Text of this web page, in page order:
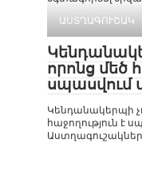
ԱՍՏՂԱԳՈՒՇԱԿ
որոնց մեծ
սպասվում
Կենդանակերպի
հաջողություն է